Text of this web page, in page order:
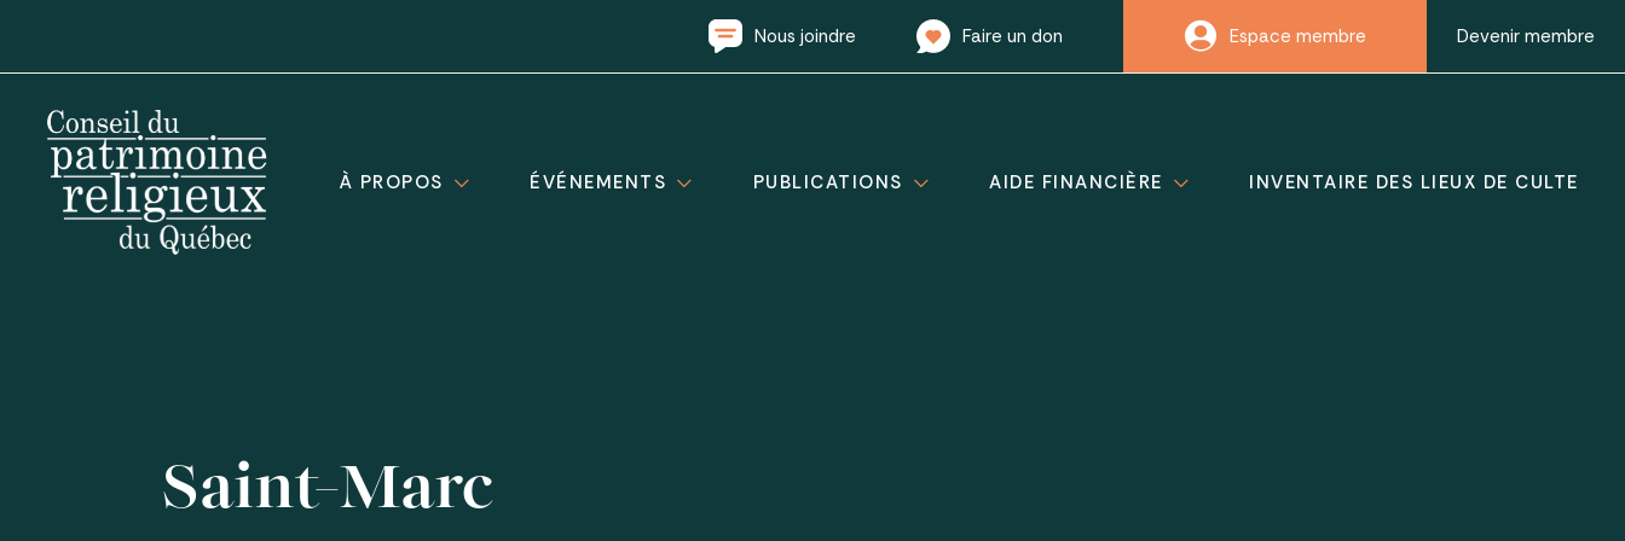
Nous joindre Faire un don Espace membre Devenir membre
À PROPOS ÉVÉNEMENTS PUBLICATIONS AIDE FINANCIÈRE INVENTAIRE DES LIEUX DE CULTE
Saint-Marc